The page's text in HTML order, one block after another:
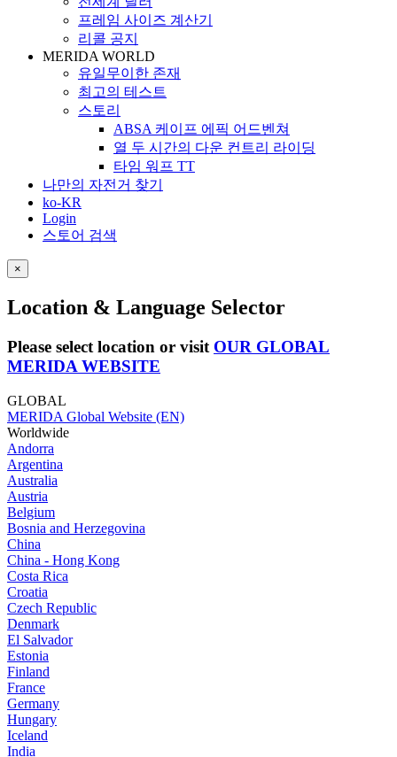
프레임 사이즈 계산기
리콜 공지
MERIDA WORLD
유일무이한 존재
최고의 테스트
스토리
ABSA 케이프 에픽 어드벤쳐
열 두 시간의 다운 컨트리 라이딩
타임 워프 TT
나만의 자전거 찾기
ko-KR
Login
스토어 검색
×
Location & Language Selector
Please select location or visit OUR GLOBAL
MERIDA WEBSITE
GLOBAL
MERIDA Global Website (EN)
Worldwide
Andorra
Argentina
Australia
Austria
Belgium
Bosnia and Herzegovina
China
China - Hong Kong
Costa Rica
Croatia
Czech Republic
Denmark
El Salvador
Estonia
Finland
France
Germany
Hungary
Iceland
India